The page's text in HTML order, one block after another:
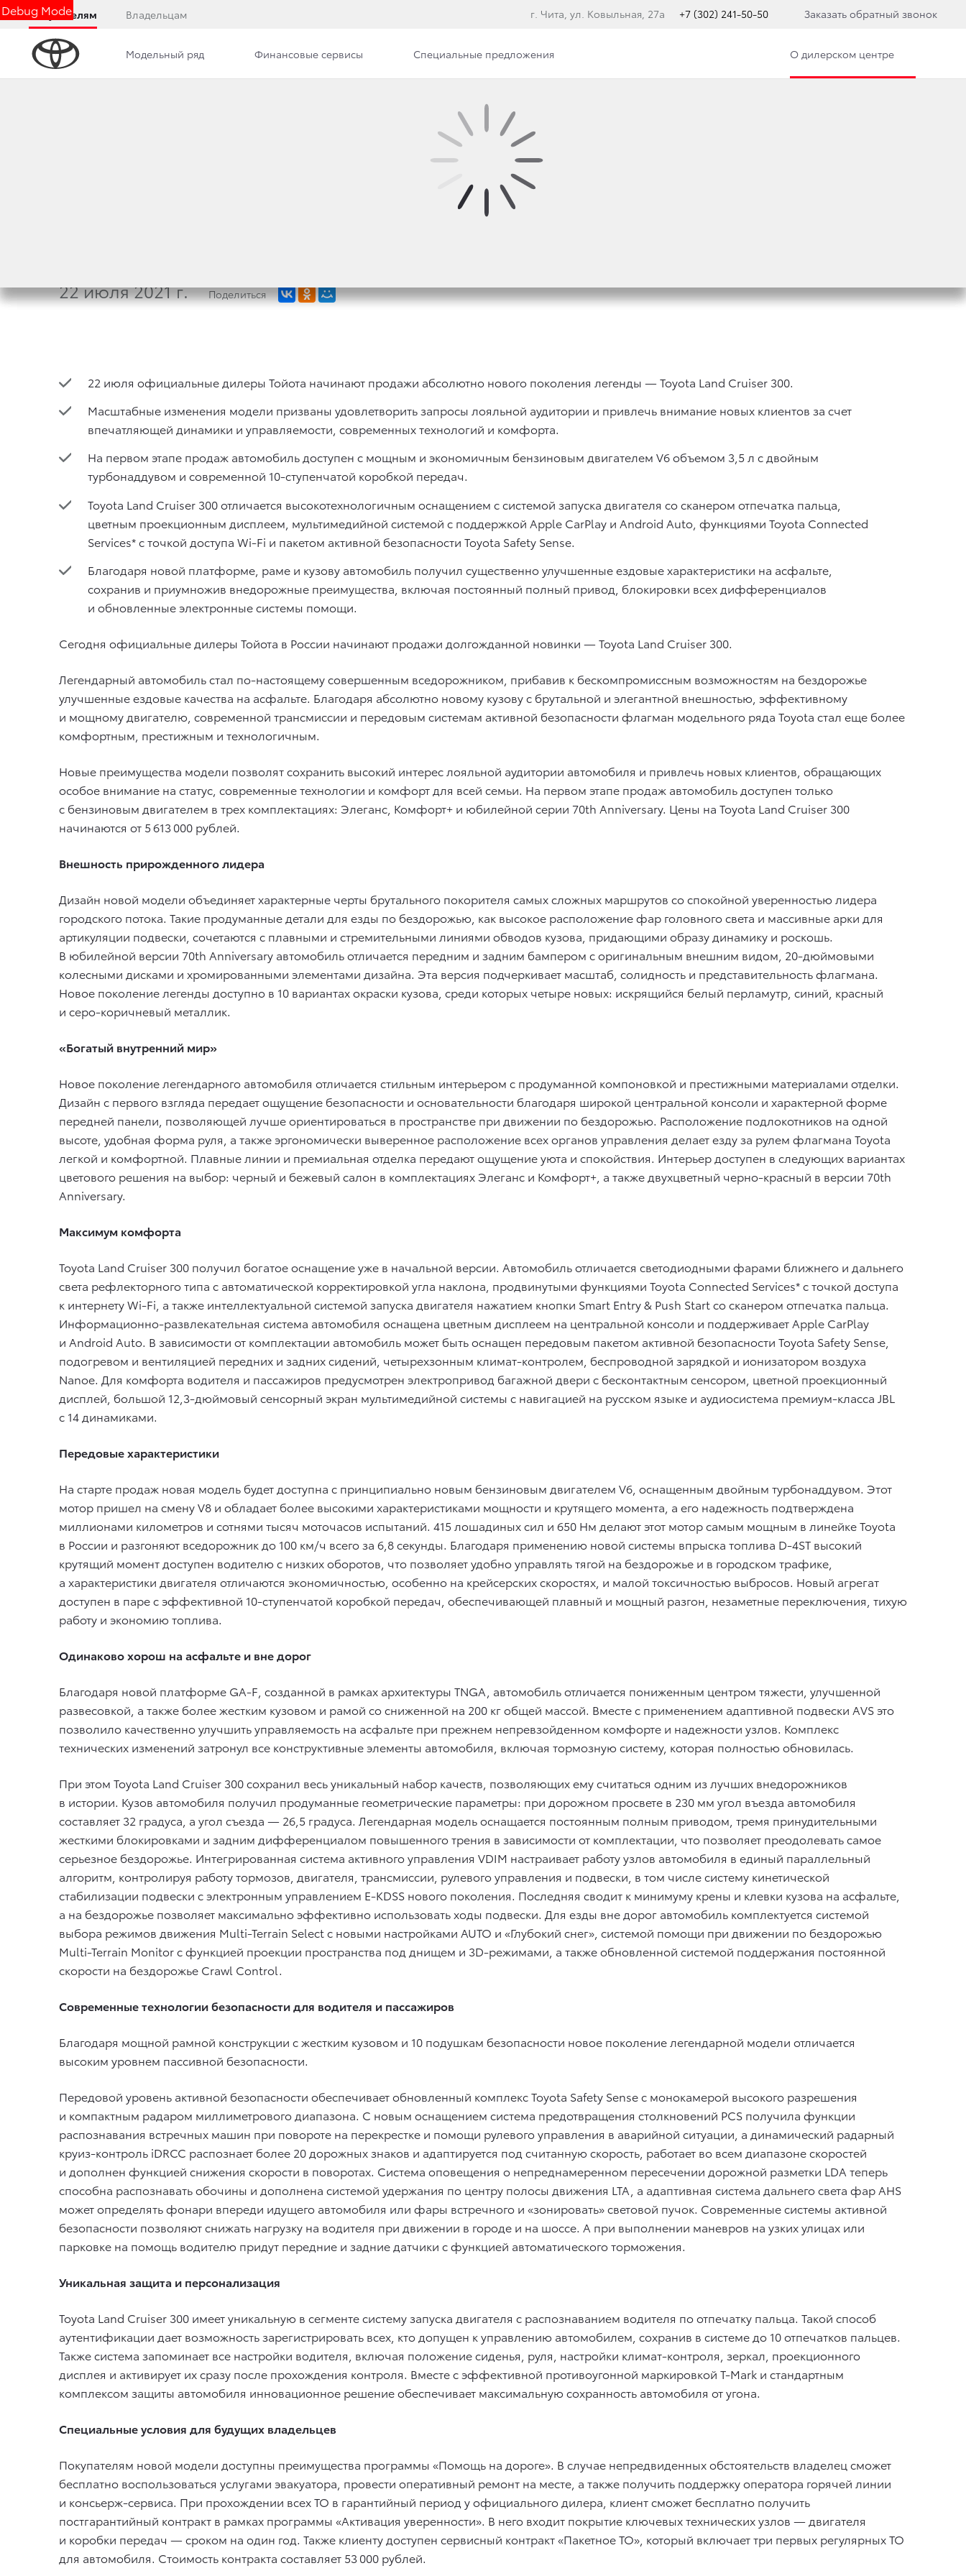
Debug Mode
Покупателям Владельцам г. Чита, ул. Ковыльная, 27а +7 (302) 241-50-50 Заказать обратный звонок
Модельный ряд Финансовые сервисы Специальные предложения О дилерском центре
8 ФАКТОВ О НОВОМ ПОКОЛЕНИИ ЛЕГЕНДЫ:
ОФИЦИАЛЬНЫЕ ДИЛЕРЫ ТОЙОТА НАЧИНАЮТ ПРОДАЖИ
22 июля 2021 г. Поделиться
22 июля официальные дилеры Тойота начинают продажи абсолютно нового поколения легенды — Toyota Land Cruiser 300.
Масштабные изменения модели призваны удовлетворить запросы лояльной аудитории и привлечь внимание новых клиентов за счет
впечатляющей динамики и управляемости, современных технологий и комфорта.
На первом этапе продаж автомобиль доступен с мощным и экономичным бензиновым двигателем V6 объемом 3,5 л с двойным
турбонаддувом и современной 10-ступенчатой коробкой передач.
Toyota Land Cruiser 300 отличается высокотехнологичным оснащением c системой запуска двигателя со сканером отпечатка пальца,
цветным проекционным дисплеем, мультимедийной системой с поддержкой Apple CarPlay и Android Auto, функциями Toyota Connected
Services* с точкой доступа Wi-Fi и пакетом активной безопасности Toyota Safety Sense.
Благодаря новой платформе, раме и кузову автомобиль получил существенно улучшенные ездовые характеристики на асфальте,
сохранив и приумножив внедорожные преимущества, включая постоянный полный привод, блокировки всех дифференциалов
и обновленные электронные системы помощи.
Сегодня официальные дилеры Тойота в России начинают продажи долгожданной новинки — Toyota Land Cruiser 300.
Легендарный автомобиль стал по-настоящему совершенным вседорожником, прибавив к бескомпромиссным возможностям на бездорожье
улучшенные ездовые качества на асфальте. Благодаря абсолютно новому кузову с брутальной и элегантной внешностью, эффективному
и мощному двигателю, современной трансмиссии и передовым системам активной безопасности флагман модельного ряда Toyota стал еще более
комфортным, престижным и технологичным.
Новые преимущества модели позволят сохранить высокий интерес лояльной аудитории автомобиля и привлечь новых клиентов, обращающих
особое внимание на статус, современные технологии и комфорт для всей семьи. На первом этапе продаж автомобиль доступен только
с бензиновым двигателем в трех комплектациях: Элеганс, Комфорт+ и юбилейной серии 70th Anniversary. Цены на Toyota Land Cruiser 300
начинаются от 5 613 000 рублей.
Внешность прирожденного лидера
Дизайн новой модели объединяет характерные черты брутального покорителя самых сложных маршрутов со спокойной уверенностью лидера
городского потока. Такие продуманные детали для езды по бездорожью, как высокое расположение фар головного света и массивные арки для
артикуляции подвески, сочетаются с плавными и стремительными линиями обводов кузова, придающими образу динамику и роскошь.
В юбилейной версии 70th Anniversary автомобиль отличается передним и задним бампером с оригинальным внешним видом, 20-дюймовыми
колесными дисками и хромированными элементами дизайна. Эта версия подчеркивает масштаб, солидность и представительность флагмана.
Новое поколение легенды доступно в 10 вариантах окраски кузова, среди которых четыре новых: искрящийся белый перламутр, синий, красный
и серо-коричневый металлик.
«Богатый внутренний мир»
Новое поколение легендарного автомобиля отличается стильным интерьером с продуманной компоновкой и престижными материалами отделки.
Дизайн с первого взгляда передает ощущение безопасности и основательности благодаря широкой центральной консоли и характерной форме
передней панели, позволяющей лучше ориентироваться в пространстве при движении по бездорожью. Расположение подлокотников на одной
высоте, удобная форма руля, а также эргономически выверенное расположение всех органов управления делает езду за рулем флагмана Toyota
легкой и комфортной. Плавные линии и премиальная отделка передают ощущение уюта и спокойствия. Интерьер доступен в следующих вариантах
цветового решения на выбор: черный и бежевый салон в комплектациях Элеганс и Комфорт+, а также двухцветный черно-красный в версии 70th
Anniversary.
Максимум комфорта
Toyota Land Cruiser 300 получил богатое оснащение уже в начальной версии. Автомобиль отличается светодиодными фарами ближнего и дальнего
света рефлекторного типа с автоматической корректировкой угла наклона, продвинутыми функциями Toyota Connected Services* с точкой доступа
к интернету Wi-Fi, а также интеллектуальной системой запуска двигателя нажатием кнопки Smart Entry & Push Start со сканером отпечатка пальца.
Информационно-развлекательная система автомобиля оснащена цветным дисплеем на центральной консоли и поддерживает Apple CarPlay
и Android Auto. В зависимости от комплектации автомобиль может быть оснащен передовым пакетом активной безопасности Toyota Safety Sense,
подогревом и вентиляцией передних и задних сидений, четырехзонным климат-контролем, беспроводной зарядкой и ионизатором воздуха
Nanoe. Для комфорта водителя и пассажиров предусмотрен электропривод багажной двери с бесконтактным сенсором, цветной проекционный
дисплей, большой 12,3-дюймовый сенсорный экран мультимедийной системы с навигацией на русском языке и аудиосистема премиум-класса JBL
с 14 динамиками.
Передовые характеристики
На старте продаж новая модель будет доступна с принципиально новым бензиновым двигателем V6, оснащенным двойным турбонаддувом. Этот
мотор пришел на смену V8 и обладает более высокими характеристиками мощности и крутящего момента, а его надежность подтверждена
миллионами километров и сотнями тысяч моточасов испытаний. 415 лошадиных сил и 650 Нм делают этот мотор самым мощным в линейке Toyota
в России и разгоняют вседорожник до 100 км/ч всего за 6,8 секунды. Благодаря применению новой системы впрыска топлива D-4ST высокий
крутящий момент доступен водителю с низких оборотов, что позволяет удобно управлять тягой на бездорожье и в городском трафике,
а характеристики двигателя отличаются экономичностью, особенно на крейсерских скоростях, и малой токсичностью выбросов. Новый агрегат
доступен в паре с эффективной 10-ступенчатой коробкой передач, обеспечивающей плавный и мощный разгон, незаметные переключения, тихую
работу и экономию топлива.
Одинаково хорош на асфальте и вне дорог
Благодаря новой платформе GA-F, созданной в рамках архитектуры TNGA, автомобиль отличается пониженным центром тяжести, улучшенной
развесовкой, а также более жестким кузовом и рамой со сниженной на 200 кг общей массой. Вместе с применением адаптивной подвески AVS это
позволило качественно улучшить управляемость на асфальте при прежнем непревзойденном комфорте и надежности узлов. Комплекс
технических изменений затронул все конструктивные элементы автомобиля, включая тормозную систему, которая полностью обновилась.
При этом Toyota Land Cruiser 300 сохранил весь уникальный набор качеств, позволяющих ему считаться одним из лучших внедорожников
в истории. Кузов автомобиля получил продуманные геометрические параметры: при дорожном просвете в 230 мм угол въезда автомобиля
составляет 32 градуса, а угол съезда — 26,5 градуса. Легендарная модель оснащается постоянным полным приводом, тремя принудительными
жесткими блокировками и задним дифференциалом повышенного трения в зависимости от комплектации, что позволяет преодолевать самое
серьезное бездорожье. Интегрированная система активного управления VDIM настраивает работу узлов автомобиля в единый параллельный
алгоритм, контролируя работу тормозов, двигателя, трансмиссии, рулевого управления и подвески, в том числе систему кинетической
стабилизации подвески с электронным управлением E-KDSS нового поколения. Последняя сводит к минимуму крены и клевки кузова на асфальте,
а на бездорожье позволяет максимально эффективно использовать ходы подвески. Для езды вне дорог автомобиль комплектуется системой
выбора режимов движения Multi-Terrain Select с новыми настройками AUTO и «Глубокий снег», системой помощи при движении по бездорожью
Multi-Terrain Monitor с функцией проекции пространства под днищем и 3D-режимами, а также обновленной системой поддержания постоянной
скорости на бездорожье Crawl Control.
Современные технологии безопасности для водителя и пассажиров
Благодаря мощной рамной конструкции с жестким кузовом и 10 подушкам безопасности новое поколение легендарной модели отличается
высоким уровнем пассивной безопасности.
Передовой уровень активной безопасности обеспечивает обновленный комплекс Toyota Safety Sense с монокамерой высокого разрешения
и компактным радаром миллиметрового диапазона. С новым оснащением система предотвращения столкновений PCS получила функции
распознавания встречных машин при повороте на перекрестке и помощи рулевого управления в аварийной ситуации, а динамический радарный
круиз-контроль iDRCC распознает более 20 дорожных знаков и адаптируется под считанную скорость, работает во всем диапазоне скоростей
и дополнен функцией снижения скорости в поворотах. Система оповещения о непреднамеренном пересечении дорожной разметки LDA теперь
способна распознавать обочины и дополнена системой удержания по центру полосы движения LTA, а адаптивная система дальнего света фар AHS
может определять фонари впереди идущего автомобиля или фары встречного и «зонировать» световой пучок. Современные системы активной
безопасности позволяют снижать нагрузку на водителя при движении в городе и на шоссе. А при выполнении маневров на узких улицах или
парковке на помощь водителю придут передние и задние датчики с функцией автоматического торможения.
Уникальная защита и персонализация
Toyota Land Cruiser 300 имеет уникальную в сегменте систему запуска двигателя с распознаванием водителя по отпечатку пальца. Такой способ
аутентификации дает возможность зарегистрировать всех, кто допущен к управлению автомобилем, сохранив в системе до 10 отпечатков пальцев.
Также система запоминает все настройки водителя, включая положение сиденья, руля, настройки климат-контроля, зеркал, проекционного
дисплея и активирует их сразу после прохождения контроля. Вместе с эффективной противоугонной маркировкой T-Mark и стандартным
комплексом защиты автомобиля инновационное решение обеспечивает максимальную сохранность автомобиля от угона.
Специальные условия для будущих владельцев
Покупателям новой модели доступны преимущества программы «Помощь на дороге». В случае непредвиденных обстоятельств владелец сможет
бесплатно воспользоваться услугами эвакуатора, провести оперативный ремонт на месте, а также получить поддержку оператора горячей линии
и консьерж-сервиса. При прохождении всех ТО в гарантийный период у официального дилера, клиент сможет бесплатно получить
постгарантийный контракт в рамках программы «Активация уверенности». В него входит покрытие ключевых технических узлов — двигателя
и коробки передач — сроком на один год. Также клиенту доступен сервисный контракт «Пакетное ТО», который включает три первых регулярных ТО
для автомобиля. Стоимость контракта составляет 53 000 рублей.